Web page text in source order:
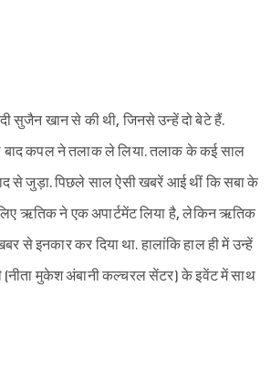
सुजैन खान से की थी, जिनसे उन्हें दो बेटे हैं.
बाद कपल ने तलाक ले लिया. तलाक के कई साल
से जुड़ा. पिछले साल ऐसी खबरें आई थीं कि सबा के
ऋतिक ने एक अपार्टमेंट लिया है, लेकिन ऋतिक
से इनकार कर दिया था. हालांकि हाल ही में उन्हें
(नीता मुकेश अंबानी कल्चरल सेंटर) के इवेंट में साथ